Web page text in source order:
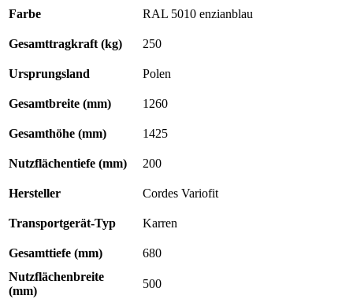
Farbe RAL 5010 enzianblau
Gesamttragkraft (kg) 250
Ursprungsland Polen
Gesamtbreite (mm) 1260
Gesamthöhe (mm) 1425
Nutzflächentiefe (mm) 200
Hersteller Cordes Variofit
Transportgerät-Typ Karren
Gesamttiefe (mm)
680
Nutzflächenbreite
(mm)
500